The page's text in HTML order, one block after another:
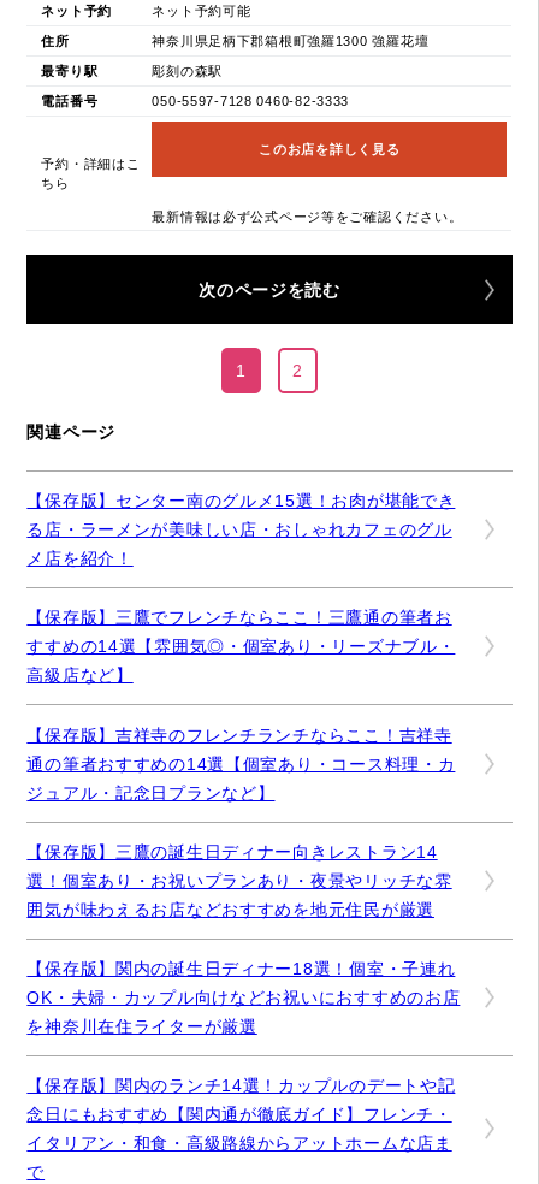
ネット予約 ネット予約可能
住所 神奈川県足柄下郡箱根町強羅1300 強羅花壇
最寄り駅 彫刻の森駅
電話番号 050-5597-7128 0460-82-3333
予約・詳細はこ
ちら
このお店を詳しく見る
最新情報は必ず公式ページ等をご確認ください。
次のページを読む
1 2
関連ページ
【保存版】センター南のグルメ15選！お肉が堪能でき
る店・ラーメンが美味しい店・おしゃれカフェのグル
メ店を紹介！
【保存版】三鷹でフレンチならここ！三鷹通の筆者お
すすめの14選【雰囲気◎・個室あり・リーズナブル・
高級店など】
【保存版】吉祥寺のフレンチランチならここ！吉祥寺
通の筆者おすすめの14選【個室あり・コース料理・カ
ジュアル・記念日プランなど】
【保存版】三鷹の誕生日ディナー向きレストラン14
選！個室あり・お祝いプランあり・夜景やリッチな雰
囲気が味わえるお店などおすすめを地元住民が厳選
【保存版】関内の誕生日ディナー18選！個室・子連れ
OK・夫婦・カップル向けなどお祝いにおすすめのお店
を神奈川在住ライターが厳選
【保存版】関内のランチ14選！カップルのデートや記
念日にもおすすめ【関内通が徹底ガイド】フレンチ・
イタリアン・和食・高級路線からアットホームな店ま
で